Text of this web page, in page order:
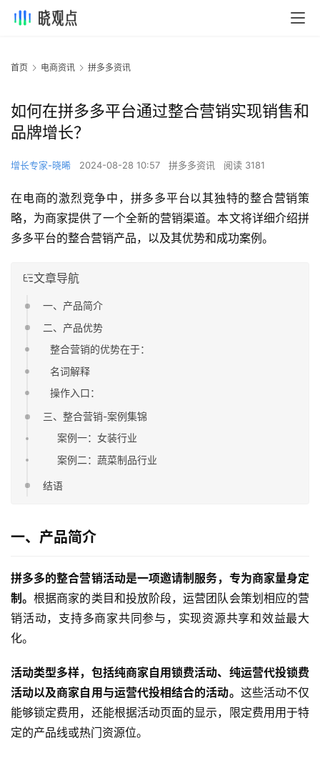
首页 电商资讯 拼多多资讯
如何在拼多多平台通过整合营销实现销售和
品牌增长？
增长专家-晓晞 2024-08-28 10:57 拼多多资讯 阅读 3181
在电商的激烈竞争中，拼多多平台以其独特的整合营销策
略，为商家提供了一个全新的营销渠道。本文将详细介绍拼
多多平台的整合营销产品，以及其优势和成功案例。
文章导航
一、产品简介
二、产品优势
整合营销的优势在于：
名词解释
操作入口：
三、整合营销-案例集锦
案例一：女装行业
案例二：蔬菜制品行业
结语
一、产品简介
拼多多的整合营销活动是一项邀请制服务，专为商家量身定
制。根据商家的类目和投放阶段，运营团队会策划相应的营
销活动，支持多商家共同参与，实现资源共享和效益最大
化。
活动类型多样，包括纯商家自用锁费活动、纯运营代投锁费
活动以及商家自用与运营代投相结合的活动。 这些活动不仅
能够锁定费用，还能根据活动页面的显示，限定费用用于特
定的产品线或热门资源位。